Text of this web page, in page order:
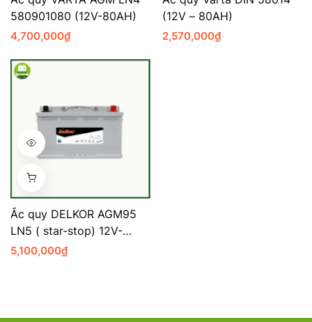
580901080 (12V-80AH)
4,700,000₫
(12V – 80AH)
2,570,000₫
Ắc quy DELKOR AGM95
LN5 ( star-stop) 12V-
95AH
5,100,000₫